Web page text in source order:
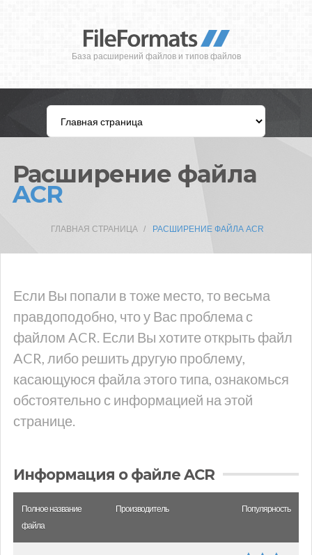
База расширений файлов и типов файлов
Расширение файла
ACR
ГЛАВНАЯ СТРАНИЦА РАСШИРЕНИЕ ФАЙЛА ACR
Если Вы попали в тоже место, то весьма
правдоподобно, что у Вас проблема с
файлом ACR. Если Вы хотите открыть файл
ACR, либо решить другую проблему,
касающуюся файла этого типа, ознакомься
обстоятельно с информацией на этой
странице.
Информация о файле ACR
Полное название
файла
Производитель Популярность